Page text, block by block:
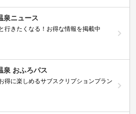
泉ニュース
行きたくなる！お得な情報を掲載中
泉 おふろパス
得に楽しめるサブスクリプションプラン